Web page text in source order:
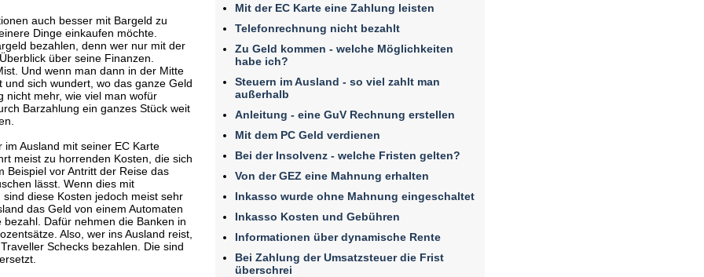
auch besser mit Bargeld zu
Dinge einkaufen möchte.
bezahlen, denn wer nur mit der
über seine Finanzen.
Und wenn man dann in der Mitte
sich wundert, wo das ganze Geld
nicht mehr, wie viel man wofür
Barzahlung ein ganzes Stück weit
Ausland mit seiner EC Karte
meist zu horrenden Kosten, die sich
Beispiel vor Antritt der Reise das
lässt. Wenn dies mit
diese Kosten jedoch meist sehr
das Geld von einem Automaten
Dafür nehmen die Banken in
Also, wer ins Ausland reist,
Schecks bezahlen. Die sind
Mit der EC Karte eine Zahlung leisten
Telefonrechnung nicht bezahlt
Zu Geld kommen - welche Möglichkeiten
habe ich?
Steuern im Ausland - so viel zahlt man
außerhalb
Anleitung - eine GuV Rechnung erstellen
Mit dem PC Geld verdienen
Bei der Insolvenz - welche Fristen gelten?
Von der GEZ eine Mahnung erhalten
Inkasso wurde ohne Mahnung eingeschaltet
Inkasso Kosten und Gebühren
Informationen über dynamische Rente
Bei Zahlung der Umsatzsteuer die Frist
überschrei